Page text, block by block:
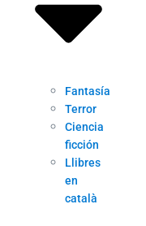
Fantasía
Terror
Ciencia
ficción
Llibres
en
català